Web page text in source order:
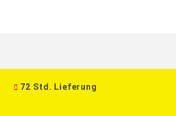
72 Std. Lieferung